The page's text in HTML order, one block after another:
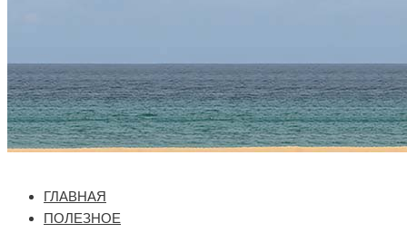
ГЛАВНАЯ
ПОЛЕЗНОЕ